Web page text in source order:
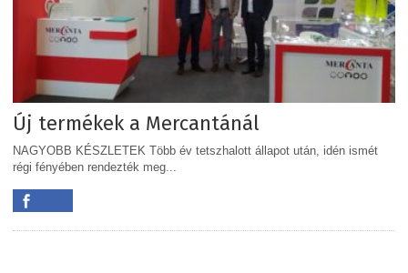
Új termékek a Mercantánál
NAGYOBB KÉSZLETEK Több év tetszhalott állapot után, idén ismét
régi fényében rendezték meg...